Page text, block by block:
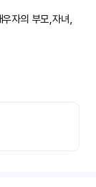
자의 부모,자녀,